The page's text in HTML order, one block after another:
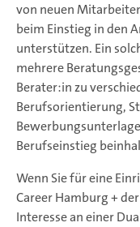
von neuen
beim Einstieg in den
unterstützen. Ein
mehrere
Berater:in zu
Berufsorientierung,
Berufseinstieg
Wenn Sie für eine
Career Hamburg +
Interesse an einer